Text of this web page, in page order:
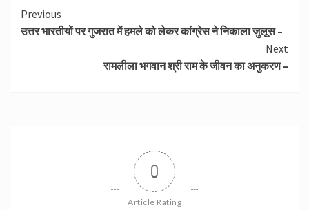
Continue
Reading
Previous
उत्तर भारतीयों पर गुजरात में हमले को लेकर कांग्रेस ने निकाला जुलूस –
Next
रामलीला भगवान श्री राम के जीवन का अनुकरण –
0
Article Rating